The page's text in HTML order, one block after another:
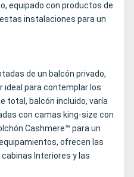
equipado con productos de
instalaciones para un
de un balcón privado,
ideal para contemplar los
total, balcón incluido, varía
con camas king-size con
Cashmere™ para un
ofrecen las
Interiores y las